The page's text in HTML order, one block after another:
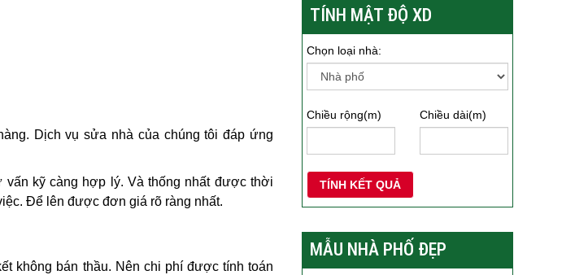
Dịch vụ sửa nhà của chúng tôi đáp ứng
kỹ càng hợp lý. Và thống nhất được thời
Để lên được đơn giá rõ ràng nhất.
không bán thầu. Nên chi phí được tính toán
TÍNH MẬT ĐỘ XD
Chọn loại nhà:
Chiều rộng(m) Chiều dài(m)
TÍNH KẾT QUẢ
MẪU NHÀ PHỐ ĐẸP